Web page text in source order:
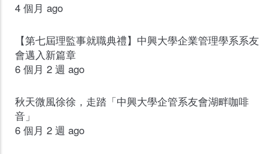
4 個月 ago
【第七屆理監事就職典禮】中興大學企業管理學系系友
會邁入新篇章
6 個月 2 週 ago
秋天微風徐徐，走踏「中興大學企管系友會湖畔咖啡
音」
6 個月 2 週 ago